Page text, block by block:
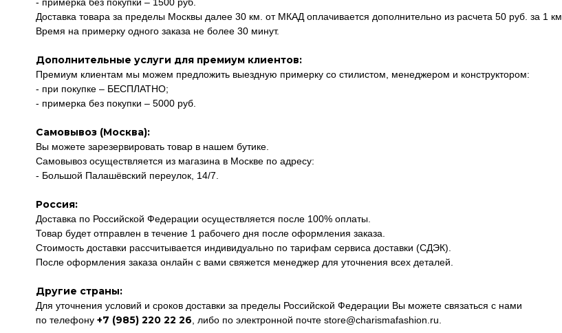
Доставка товара за пределы Москвы далее 30 км. от МКАД оплачивается дополнительно из расчета 50 руб. за 1 км.
Время на примерку одного заказа не более 30 минут.
Дополнительные услуги для премиум клиентов:
Премиум клиентам мы можем предложить выездную примерку со стилистом, менеджером и конструктором:
- при покупке – БЕСПЛАТНО;
- примерка без покупки – 5000 руб.
Самовывоз (Москва):
Вы можете зарезервировать товар в нашем бутике.
Самовывоз осуществляется из магазина в Москве по адресу:
- Большой Палашёвский переулок, 14/7.
Россия:
Доставка по Российской Федерации осуществляется после 100% оплаты.
Товар будет отправлен в течение 1 рабочего дня после оформления заказа.
Стоимость доставки рассчитывается индивидуально по тарифам сервиса доставки (СДЭК).
После оформления заказа онлайн с вами свяжется менеджер для уточнения всех деталей.
Другие страны:
Для уточнения условий и сроков доставки за пределы Российской Федерации Вы можете связаться с нами
по телефону +7 (985) 220 22 26 , либо по электронной почте store@charismafashion.ru